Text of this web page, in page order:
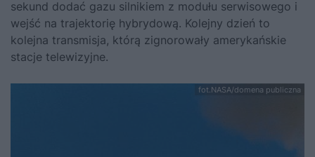
sekund dodać gazu silnikiem z modułu serwisowego i
wejść na trajektorię hybrydową. Kolejny dzień to
kolejna transmisja, którą zignorowały amerykańskie
stacje telewizyjne.
fot.NASA/domena publiczna